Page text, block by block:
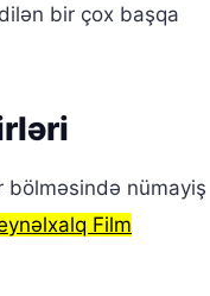
bir çox başqa
bölməsində nümayiş
Film